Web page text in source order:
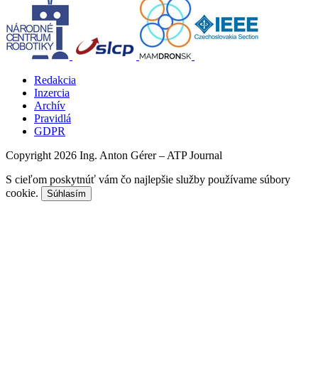
Redakcia
Inzercia
Archív
Pravidlá
GDPR
Copyright 2026 Ing. Anton Gérer – ATP Journal
S cieľom poskytnúť vám čo najlepšie služby používame súbory
cookie.
Súhlasím